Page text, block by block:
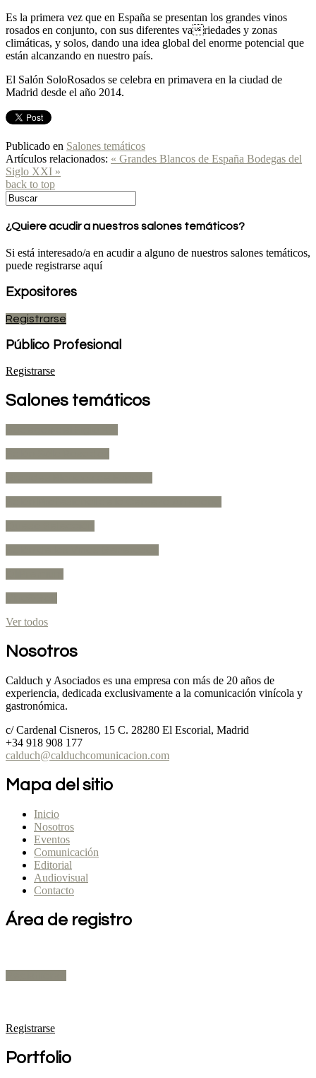
Es la primera vez que en España se presentan los grandes vinos
rosados en conjunto, con sus diferentes variedades y zonas
climáticas, y solos, dando una idea global del enorme potencial que
están alcanzando en nuestro país.
El Salón SoloRosados se celebra en primavera en la ciudad de
Madrid desde el año 2014.
Publicado en Salones temáticos
Artículos relacionados: « Grandes Blancos de España Bodegas del
Siglo XXI »
back to top
¿Quiere acudir a nuestros salones temáticos?
Si está interesado/a en acudir a alguno de nuestros salones temáticos,
puede registrarse aquí
Expositores
Registrarse
Público Profesional
Registrarse
Salones temáticos
Ver todos
Nosotros
Calduch y Asociados es una empresa con más de 20 años de
experiencia, dedicada exclusivamente a la comunicación vinícola y
gastronómica.
c/ Cardenal Cisneros, 15 C. 28280 El Escorial, Madrid
+34 918 908 177
calduch@calduchcomunicacion.com
Mapa del sitio
Inicio
Nosotros
Eventos
Comunicación
Editorial
Audiovisual
Contacto
Área de registro
Registrarse
Portfolio